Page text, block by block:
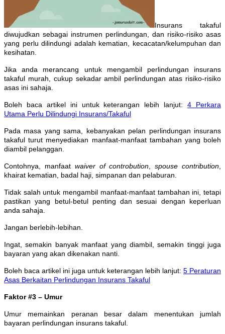
Insurans takaful
diwujudkan sebagai instrumen perlindungan, dan risiko-risiko asas
yang perlu dilindungi adalah kematian, kecacatan/kelumpuhan dan
kesihatan.
Jika anda merancang untuk mengambil perlindungan insurans
takaful murah, cukup sekadar ambil perlindungan atas risiko-risiko
asas ini sahaja.
Boleh baca artikel ini untuk keterangan lebih lanjut:4 Perkara
Utama Perlu Dilindungi Insurans/Takaful
Pada masa yang sama, kebanyakan pelan perlindungan insurans
takaful turut menyediakan manfaat-manfaat tambahan yang boleh
diambil pelanggan.
Contohnya, manfaat waiver of controbution ,spouse contribution
khairat kematian, badal haji, simpanan dan pelaburan.
Tidak salah untuk mengambil manfaat-manfaat tambahan ini, tetapi
pastikan yang betul-betul penting dan sesuai dengan keperluan
anda sahaja.
Jangan berlebih-lebihan.
Ingat, semakin banyak manfaat yang diambil, semakin tinggi juga
bayaran yang akan dikenakan nanti.
Boleh baca artikel ini juga untuk keterangan lebih lanjut: 5 Peraturan
Asas Berkaitan Perlindungan Insurans Takaful
Faktor #3 – Umur
Umur memainkan peranan besar dalam menentukan jumlah
bayaran perlindungan insurans takaful.